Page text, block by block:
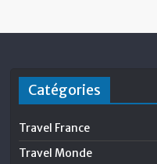
Catégories
Travel France
Travel Monde